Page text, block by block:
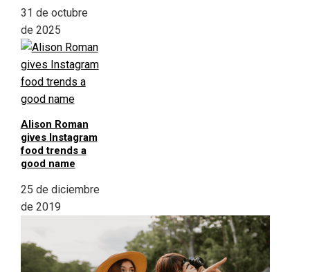
31 de octubre
de 2025
Alison Roman
gives Instagram
food trends a
good name
25 de diciembre
de 2019